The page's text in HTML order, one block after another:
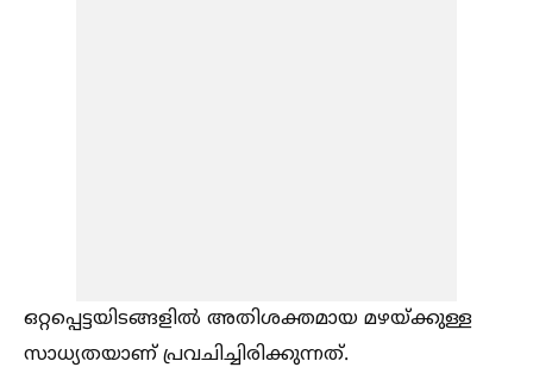
ഒറ്റപ്പെട്ടയിടങ്ങളില്‍ അതിശക്തമായ മഴയ്ക്കുള്ള
സാധ്യതയാണ് പ്രവചിച്ചിരിക്കുന്നത്.